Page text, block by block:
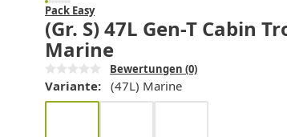
Pack Easy
(Gr. S) 47L Gen-T Cabin
Marine
Bewertungen (0)
Variante: (47L) Marine